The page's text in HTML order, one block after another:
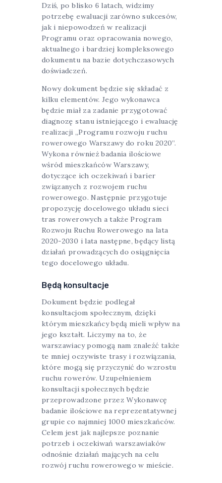
Dziś, po blisko 6 latach, widzimy
potrzebę ewaluacji zarówno sukcesów,
jak i niepowodzeń w realizacji
Programu oraz opracowania nowego,
aktualnego i bardziej kompleksowego
dokumentu na bazie dotychczasowych
doświadczeń.
Nowy dokument będzie się składać z
kilku elementów. Jego wykonawca
będzie miał za zadanie przygotować
diagnozę stanu istniejącego i ewaluację
realizacji „Programu rozwoju ruchu
rowerowego Warszawy do roku 2020”.
Wykona również badania ilościowe
wśród mieszkańców Warszawy,
dotyczące ich oczekiwań i barier
związanych z rozwojem ruchu
rowerowego. Następnie przygotuje
propozycję docelowego układu sieci
tras rowerowych a także Program
Rozwoju Ruchu Rowerowego na lata
2020-2030 i lata następne, będący listą
działań prowadzących do osiągnięcia
tego docelowego układu.
Będą konsultacje
Dokument będzie podlegał
konsultacjom społecznym, dzięki
którym mieszkańcy będą mieli wpływ na
jego kształt. Liczymy na to, że
warszawiacy pomogą nam znaleźć także
te mniej oczywiste trasy i rozwiązania,
które mogą się przyczynić do wzrostu
ruchu rowerów. Uzupełnieniem
konsultacji społecznych będzie
przeprowadzone przez Wykonawcę
badanie ilościowe na reprezentatywnej
grupie co najmniej 1000 mieszkańców.
Celem jest jak najlepsze poznanie
potrzeb i oczekiwań warszawiaków
odnośnie działań mających na celu
rozwój ruchu rowerowego w mieście.